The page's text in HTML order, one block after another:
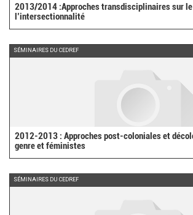
2013/2014 :Approches transdisciplinaires sur
l’intersectionnalité
SÉMINAIRES DU CEDREF
2012-2013 : Approches post-coloniales et
genre et féministes
SÉMINAIRES DU CEDREF